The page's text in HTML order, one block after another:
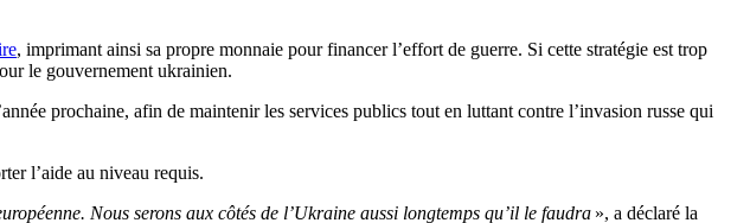
, imprimant ainsi sa propre monnaie pour financer l’effort de guerre. Si cette stratégie est trop
le gouvernement ukrainien.
prochaine, afin de maintenir les services publics tout en luttant contre l’invasion russe qui
l’aide au niveau requis.
Nous serons aux côtés de l’Ukraine aussi longtemps qu’il le faudra », a déclaré la